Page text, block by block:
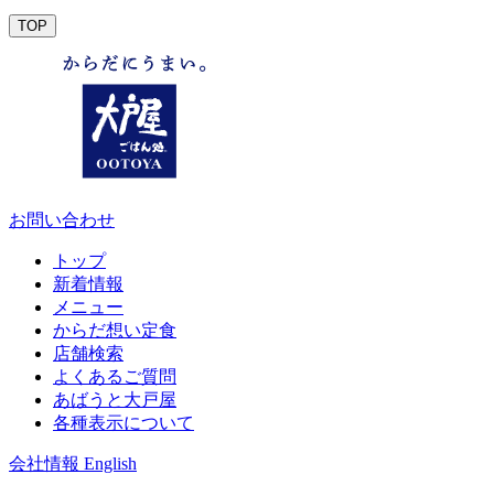
TOP
お問い合わせ
トップ
新着情報
メニュー
からだ想い定食
店舗検索
よくあるご質問
あばうと大戸屋
各種表示について
会社情報 English